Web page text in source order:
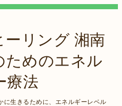
リング 湘南
めのエネル
療法
に生きるために、エネルギーレベル